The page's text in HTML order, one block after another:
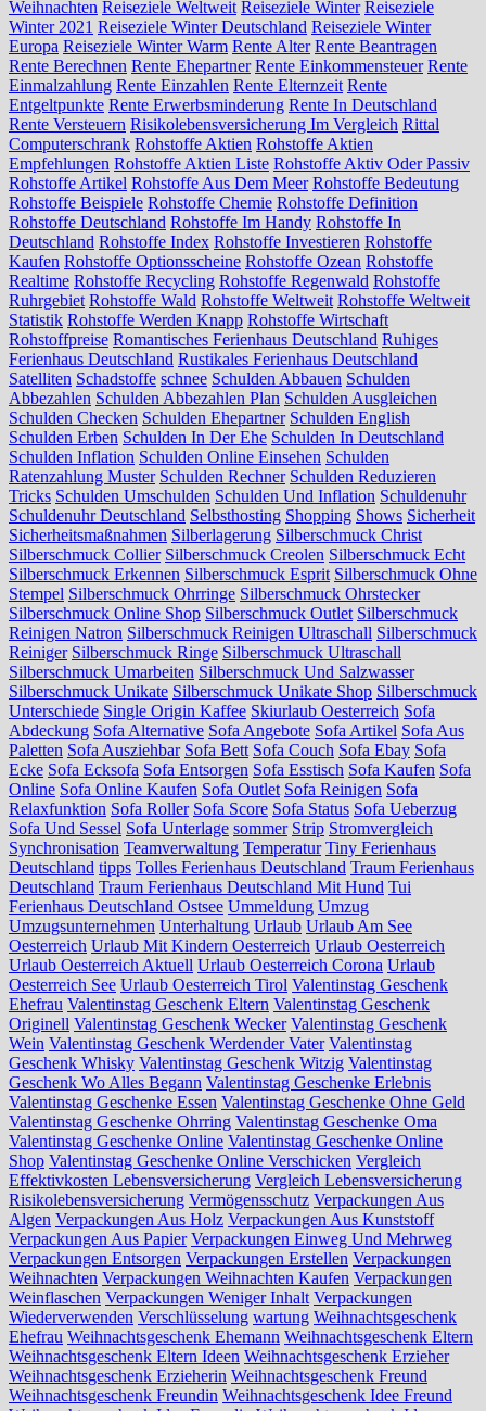
Weihnachten Reiseziele Weltweit Reiseziele Winter Reiseziele
Winter 2021 Reiseziele Winter Deutschland Reiseziele Winter
Europa Reiseziele Winter Warm Rente Alter Rente Beantragen
Rente Berechnen Rente Ehepartner Rente Einkommensteuer Rente
Einmalzahlung Rente Einzahlen Rente Elternzeit Rente
Entgeltpunkte Rente Erwerbsminderung Rente In Deutschland
Rente Versteuern Risikolebensversicherung Im Vergleich Rittal
Computerschrank Rohstoffe Aktien Rohstoffe Aktien
Empfehlungen Rohstoffe Aktien Liste Rohstoffe Aktiv Oder Passiv
Rohstoffe Artikel Rohstoffe Aus Dem Meer Rohstoffe Bedeutung
Rohstoffe Beispiele Rohstoffe Chemie Rohstoffe Definition
Rohstoffe Deutschland Rohstoffe Im Handy Rohstoffe In
Deutschland Rohstoffe Index Rohstoffe Investieren Rohstoffe
Kaufen Rohstoffe Optionsscheine Rohstoffe Ozean Rohstoffe
Realtime Rohstoffe Recycling Rohstoffe Regenwald Rohstoffe
Ruhrgebiet Rohstoffe Wald Rohstoffe Weltweit Rohstoffe Weltweit
Statistik Rohstoffe Werden Knapp Rohstoffe Wirtschaft
Rohstoffpreise Romantisches Ferienhaus Deutschland Ruhiges
Ferienhaus Deutschland Rustikales Ferienhaus Deutschland
Satelliten Schadstoffe schnee Schulden Abbauen Schulden
Abbezahlen Schulden Abbezahlen Plan Schulden Ausgleichen
Schulden Checken Schulden Ehepartner Schulden English
Schulden Erben Schulden In Der Ehe Schulden In Deutschland
Schulden Inflation Schulden Online Einsehen Schulden
Ratenzahlung Muster Schulden Rechner Schulden Reduzieren
Tricks Schulden Umschulden Schulden Und Inflation Schuldenuhr
Schuldenuhr Deutschland Selbsthosting Shopping Shows Sicherheit
Sicherheitsmaßnahmen Silberlagerung Silberschmuck Christ
Silberschmuck Collier Silberschmuck Creolen Silberschmuck Echt
Silberschmuck Erkennen Silberschmuck Esprit Silberschmuck Ohne
Stempel Silberschmuck Ohrringe Silberschmuck Ohrstecker
Silberschmuck Online Shop Silberschmuck Outlet Silberschmuck
Reinigen Natron Silberschmuck Reinigen Ultraschall Silberschmuck
Reiniger Silberschmuck Ringe Silberschmuck Ultraschall
Silberschmuck Umarbeiten Silberschmuck Und Salzwasser
Silberschmuck Unikate Silberschmuck Unikate Shop Silberschmuck
Unterschiede Single Origin Kaffee Skiurlaub Oesterreich Sofa
Abdeckung Sofa Alternative Sofa Angebote Sofa Artikel Sofa Aus
Paletten Sofa Ausziehbar Sofa Bett Sofa Couch Sofa Ebay Sofa
Ecke Sofa Ecksofa Sofa Entsorgen Sofa Esstisch Sofa Kaufen Sofa
Online Sofa Online Kaufen Sofa Outlet Sofa Reinigen Sofa
Relaxfunktion Sofa Roller Sofa Score Sofa Status Sofa Ueberzug
Sofa Und Sessel Sofa Unterlage sommer Strip Stromvergleich
Synchronisation Teamverwaltung Temperatur Tiny Ferienhaus
Deutschland tipps Tolles Ferienhaus Deutschland Traum Ferienhaus
Deutschland Traum Ferienhaus Deutschland Mit Hund Tui
Ferienhaus Deutschland Ostsee Ummeldung Umzug
Umzugsunternehmen Unterhaltung Urlaub Urlaub Am See
Oesterreich Urlaub Mit Kindern Oesterreich Urlaub Oesterreich
Urlaub Oesterreich Aktuell Urlaub Oesterreich Corona Urlaub
Oesterreich See Urlaub Oesterreich Tirol Valentinstag Geschenk
Ehefrau Valentinstag Geschenk Eltern Valentinstag Geschenk
Originell Valentinstag Geschenk Wecker Valentinstag Geschenk
Wein Valentinstag Geschenk Werdender Vater Valentinstag
Geschenk Whisky Valentinstag Geschenk Witzig Valentinstag
Geschenk Wo Alles Begann Valentinstag Geschenke Erlebnis
Valentinstag Geschenke Essen Valentinstag Geschenke Ohne Geld
Valentinstag Geschenke Ohrring Valentinstag Geschenke Oma
Valentinstag Geschenke Online Valentinstag Geschenke Online
Shop Valentinstag Geschenke Online Verschicken Vergleich
Effektivkosten Lebensversicherung Vergleich Lebensversicherung
Risikolebensversicherung Vermögensschutz Verpackungen Aus
Algen Verpackungen Aus Holz Verpackungen Aus Kunststoff
Verpackungen Aus Papier Verpackungen Einweg Und Mehrweg
Verpackungen Entsorgen Verpackungen Erstellen Verpackungen
Weihnachten Verpackungen Weihnachten Kaufen Verpackungen
Weinflaschen Verpackungen Weniger Inhalt Verpackungen
Wiederverwenden Verschlüsselung wartung Weihnachtsgeschenk
Ehefrau Weihnachtsgeschenk Ehemann Weihnachtsgeschenk Eltern
Weihnachtsgeschenk Eltern Ideen Weihnachtsgeschenk Erzieher
Weihnachtsgeschenk Erzieherin Weihnachtsgeschenk Freund
Weihnachtsgeschenk Freundin Weihnachtsgeschenk Idee Freund